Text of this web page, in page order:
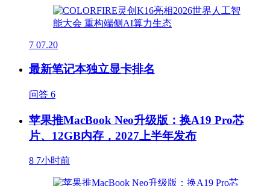
7 07.20
最新笔记本独立显卡排名
问答 6
苹果推MacBook Neo升级版：换A19 Pro芯
片、12GB内存，2027上半年发布
8 7小时前